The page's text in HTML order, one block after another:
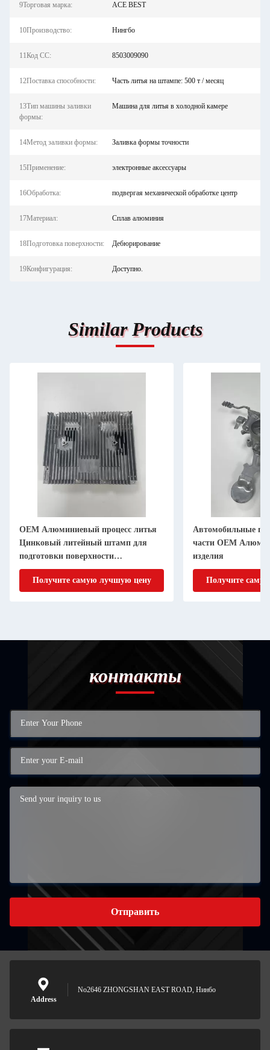
9Торговая марка: ACE BEST
10Производство: Нингбо
11Код СС: 8503009090
12Поставка способности: Часть литья на штампе: 500 т / месяц
13Тип машины заливки
формы:
Машина для литья в холодной камере
14Метод заливки формы: Заливка формы точности
15Применение: электронные аксессуары
16Обработка: подвергая механической обработке центр
17Материал: Сплав алюминия
18Подготовка поверхности: Дебюрирование
19Конфигурация: Доступно.
Similar Products
OEM Алюминиевый процесс литья
Цинковый литейный штамп для
подготовки поверхности
дебуррирования
Получите самую лучшую цену
Автомобильные
части OEM
изделия
Получите
контакты
Отправить
Address
No2646 ZHONGSHAN EAST ROAD, Нинбо